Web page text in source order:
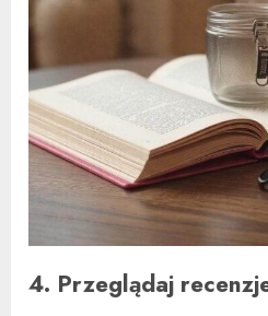
4. Przeglądaj